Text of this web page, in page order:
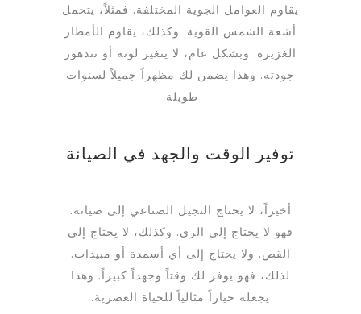
يقاوم العوامل الجوية المختلفة. فمثلاً، يتحمل
أشعة الشمس القوية. وكذلك، يقاوم الأمطار
الغزيرة. وبشكل عام، لا يتغير لونه أو تتدهور
جودته. وهذا يضمن لك مظهراً جميلاً لسنوات
طويلة.
توفير الوقت والجهد في الصيانة
أخيراً، لا يحتاج النجيل الصناعي إلى صيانة.
فهو لا يحتاج إلى الري. وكذلك، لا يحتاج إلى
القص. ولا يحتاج إلى أي أسمدة أو مبيدات.
لذلك، فهو يوفر لك وقتاً وجهداً كبيراً. وهذا
يجعله خياراً مثالياً للحياة العصرية.